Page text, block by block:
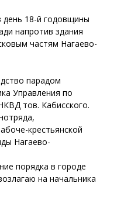
день 18-й годовщины
напротив здания
частям Нагаево-
парадом
Управления по
тов. Кабисского.
крестьянской
Нагаево-
порядка в городе
на начальника